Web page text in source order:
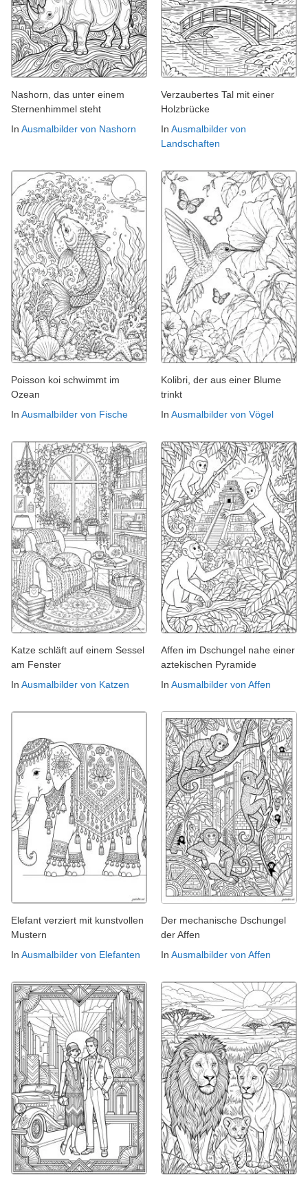
Nashorn, das unter einem
Sternenhimmel steht
In Ausmalbilder von Nashorn
Verzaubertes Tal mit einer
Holzbrücke
In Ausmalbilder von
Landschaften
Poisson koi schwimmt im
Ozean
In Ausmalbilder von Fische
Kolibri, der aus einer Blume
trinkt
In Ausmalbilder von Vögel
Katze schläft auf einem Sessel
am Fenster
In Ausmalbilder von Katzen
Affen im Dschungel nahe einer
aztekischen Pyramide
In Ausmalbilder von Affen
Elefant verziert mit kunstvollen
Mustern
In Ausmalbilder von Elefanten
Der mechanische Dschungel
der Affen
In Ausmalbilder von Affen